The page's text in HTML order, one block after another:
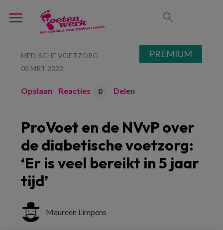
MEDISCHE VOETZORG
05 MRT 2020
Opslaan Reacties 0 Delen
ProVoet en de NVvP over
de diabetische voetzorg:
‘Er is veel bereikt in 5 jaar
tijd’
Maureen Limpens
PREMIUM